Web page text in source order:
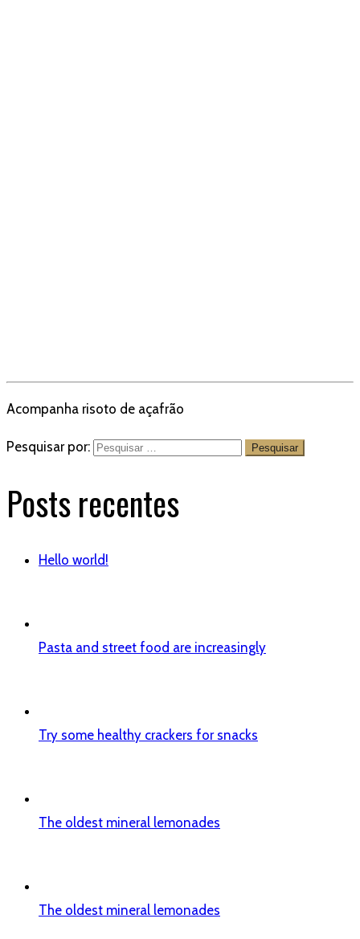
Acompanha risoto de açafrão
Pesquisar por:
Posts recentes
Hello world!
Pasta and street food are increasingly
Try some healthy crackers for snacks
The oldest mineral lemonades
The oldest mineral lemonades